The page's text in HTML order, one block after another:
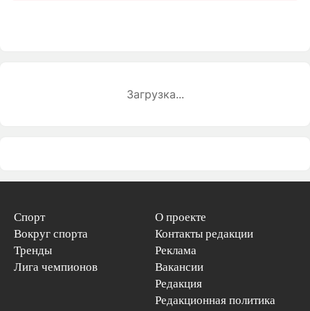
Загрузка...
Спорт
Вокруг спорта
Тренды
Лига чемпионов
О проекте
Контакты редакции
Реклама
Вакансии
Редакция
Редакционная политика